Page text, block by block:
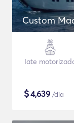
Custom
Iate
$4,639 /dia